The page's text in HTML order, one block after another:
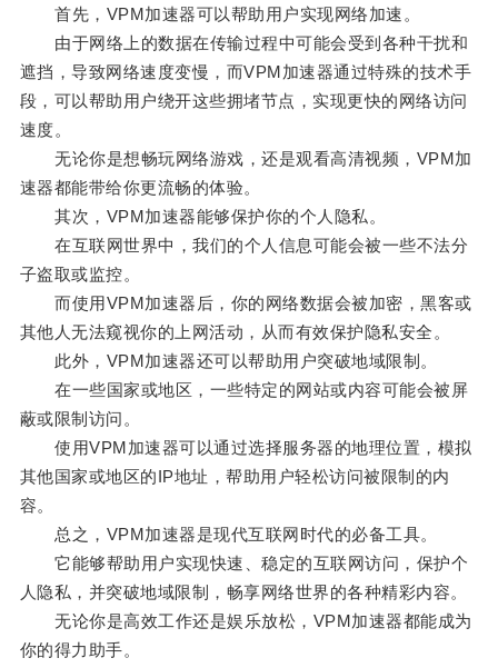
首先，VPM加速器可以帮助用户实现网络加速。
由于网络上的数据在传输过程中可能会受到各种干扰和
遮挡，导致网络速度变慢，而VPM加速器通过特殊的技术手
段，可以帮助用户绕开这些拥堵节点，实现更快的网络访问
速度。
无论你是想畅玩网络游戏，还是观看高清视频，VPM加
速器都能带给你更流畅的体验。
其次，VPM加速器能够保护你的个人隐私。
在互联网世界中，我们的个人信息可能会被一些不法分
子盗取或监控。
而使用VPM加速器后，你的网络数据会被加密，黑客或
其他人无法窥视你的上网活动，从而有效保护隐私安全。
此外，VPM加速器还可以帮助用户突破地域限制。
在一些国家或地区，一些特定的网站或内容可能会被屏
蔽或限制访问。
使用VPM加速器可以通过选择服务器的地理位置，模拟
其他国家或地区的IP地址，帮助用户轻松访问被限制的内
容。
总之，VPM加速器是现代互联网时代的必备工具。
它能够帮助用户实现快速、稳定的互联网访问，保护个
人隐私，并突破地域限制，畅享网络世界的各种精彩内容。
无论你是高效工作还是娱乐放松，VPM加速器都能成为
你的得力助手。